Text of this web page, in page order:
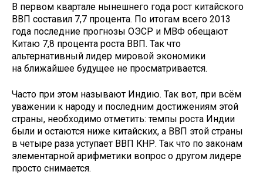
В первом квартале нынешнего года рост китайского
ВВП составил 7,7 процента. По итогам всего 2013
года последние прогнозы ОЭСР и МВФ обещают
Китаю 7,8 процента роста ВВП. Так что
альтернативный лидер мировой экономики
на ближайшее будущее не просматривается.
Часто при этом называют Индию. Так вот, при всём
уважении к народу и последним достижениям этой
страны, необходимо отметить: темпы роста Индии
были и остаются ниже китайских, а ВВП этой страны
в четыре раза уступает ВВП КНР. Так что по законам
элементарной арифметики вопрос о другом лидере
просто снимается.